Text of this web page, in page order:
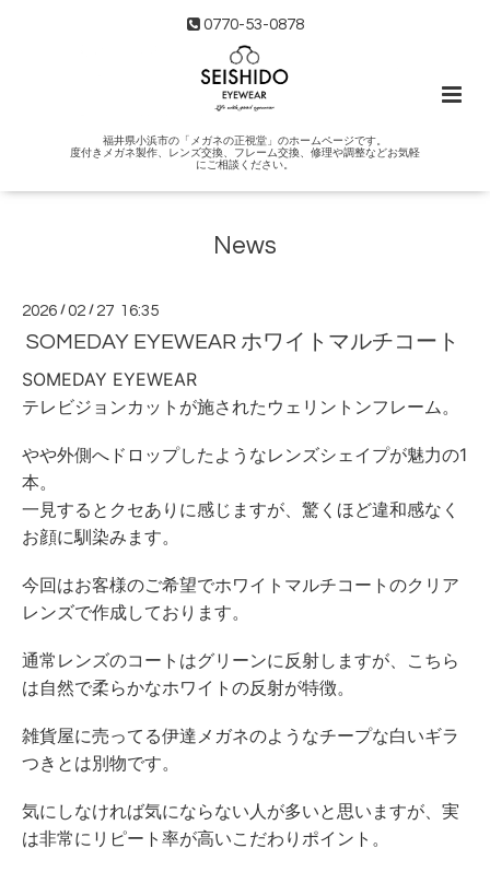
0770-53-0878
福井県小浜市の「メガネの正視堂」のホームページです。
度付きメガネ製作、レンズ交換、フレーム交換、修理や調整などお気軽
にご相談ください。
News
2026 /02 / 27 16:35
SOMEDAY EYEWEAR ホワイトマルチコート
SOMEDAY EYEWEAR
テレビジョンカットが施されたウェリントンフレーム。
やや外側へドロップしたようなレンズシェイプが魅力の1
本。
一見するとクセありに感じますが、驚くほど違和感なく
お顔に馴染みます。
今回はお客様のご希望でホワイトマルチコートのクリア
レンズで作成しております。
通常レンズのコートはグリーンに反射しますが、こちら
は自然で柔らかなホワイトの反射が特徴。
雑貨屋に売ってる伊達メガネのようなチープな白いギラ
つきとは別物です。
気にしなければ気にならない人が多いと思いますが、実
は非常にリピート率が高いこだわりポイント。